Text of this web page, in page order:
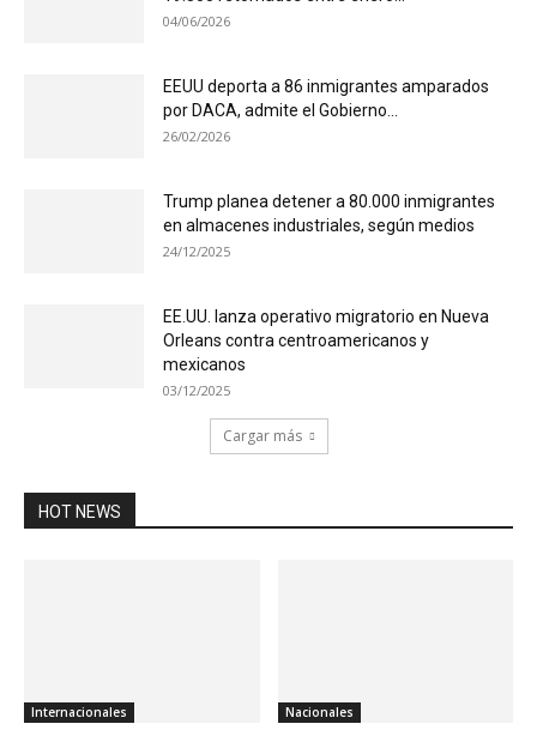
04/06/2026
EEUU deporta a 86 inmigrantes amparados
por DACA, admite el Gobierno...
26/02/2026
Trump planea detener a 80.000 inmigrantes
en almacenes industriales, según medios
24/12/2025
EE.UU. lanza operativo migratorio en Nueva
Orleans contra centroamericanos y
mexicanos
03/12/2025
Cargar más
HOT NEWS
Internacionales Nacionales